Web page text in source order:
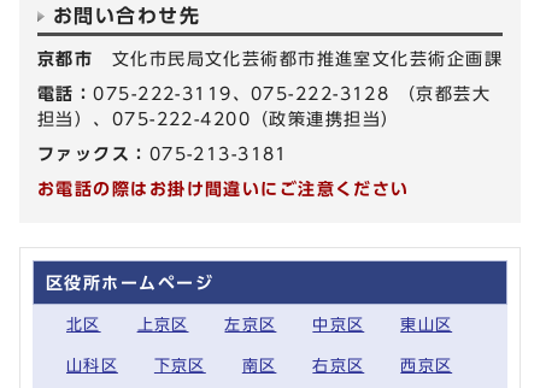
お問い合わせ先
京都市 文化市民局文化芸術都市推進室文化芸術企画課
電話：075-222-3119、075-222-3128 （京都芸大
担当）、075-222-4200（政策連携担当）
ファックス： 075-213-3181
お電話の際はお掛け間違いにご注意ください
区役所ホームページ
北区 上京区 左京区 中京区 東山区
山科区 下京区 南区 右京区 西京区